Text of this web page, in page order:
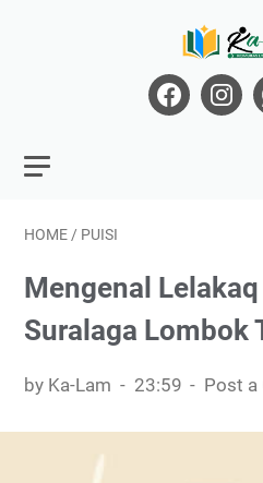
HOME / PUISI
Mengenal
Suralaga Lombok
by Ka-Lam 23:59 Post a